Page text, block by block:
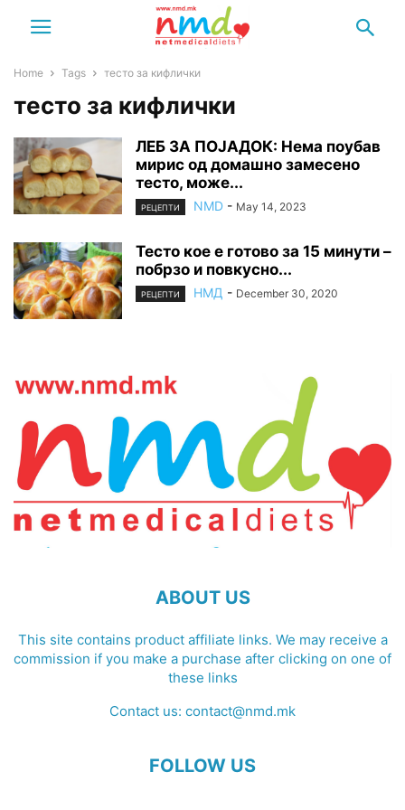
Home Tags тесто за кифлички
тесто за кифлички
ЛЕБ ЗА ПОЈАДОК: Нема поубав
мирис од домашно замесено
тесто, може...
РЕЦЕПТИ NMD - May 14, 2023
Тесто кое е готово за 15 минути –
побрзо и повкусно...
РЕЦЕПТИ НМД - December 30, 2020
ABOUT US
This site contains product affiliate links. We may receive a
commission if you make a purchase after clicking on one of
these links
Contact us: contact@nmd.mk
FOLLOW US